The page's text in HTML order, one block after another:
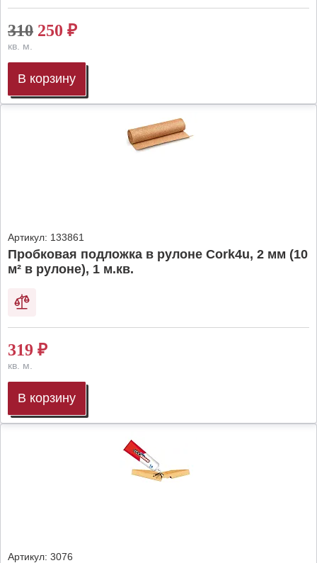
310 250 ₽
кв. м.
В корзину
Артикул: 133861
Пробковая подложка в рулоне Cork4u, 2 мм (10
м² в рулоне), 1 м.кв.
319 ₽
кв. м.
В корзину
Артикул: 3076